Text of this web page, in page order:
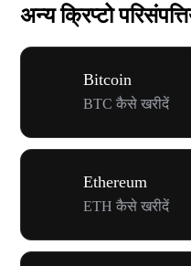
अन्य क्रिप्टो
Bitcoin
BTC कैसे खरीदें
Ethereum
ETH कैसे खरीदें